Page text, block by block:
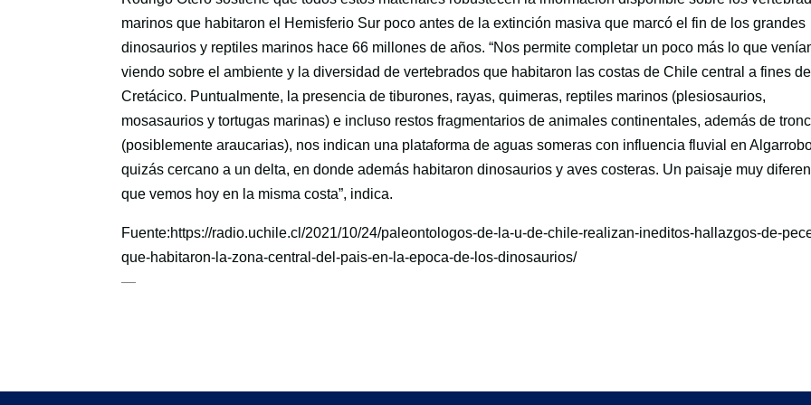
marinos que habitaron el Hemisferio Sur poco antes de la extinción masiva que marcó el fin de los grandes
dinosaurios y reptiles marinos hace 66 millones de años. “Nos permite completar un poco más lo que
viendo sobre el ambiente y la diversidad de vertebrados que habitaron las costas de Chile central a fines del
Cretácico. Puntualmente, la presencia de tiburones, rayas, quimeras, reptiles marinos (plesiosaurios,
mosasaurios y tortugas marinas) e incluso restos fragmentarios de animales continentales, además de
(posiblemente araucarias), nos indican una plataforma de aguas someras con influencia fluvial en
quizás cercano a un delta, en donde además habitaron dinosaurios y aves costeras. Un paisaje muy
que vemos hoy en la misma costa”, indica.
Fuente:https://radio.uchile.cl/2021/10/24/paleontologos-de-la-u-de-chile-realizan-ineditos-hallazgos-de-
que-habitaron-la-zona-central-del-pais-en-la-epoca-de-los-dinosaurios/
—